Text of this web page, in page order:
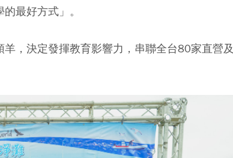
最好方式」。
，決定發揮教育影響力，串聯全台80家直營及